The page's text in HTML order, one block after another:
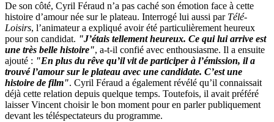
De son côté, Cyril Féraud n’a pas caché son émotion face à cette
histoire d’amour née sur le plateau. Interrogé lui aussi par Télé-
Loisirs, l’animateur a expliqué avoir été particulièrement heureux
pour son candidat. "J’étais tellement heureux. Ce qui lui arrive est
une très belle histoire", a-t-il confié avec enthousiasme. Il a ensuite
ajouté : "En plus du rêve qu’il vit de participer à l’émission, il a
trouvé l’amour sur le plateau avec une candidate. C’est une
histoire de film". Cyril Féraud a également révélé qu’il connaissait
déjà cette relation depuis quelque temps. Toutefois, il avait préféré
laisser Vincent choisir le bon moment pour en parler publiquement
devant les téléspectateurs du programme.